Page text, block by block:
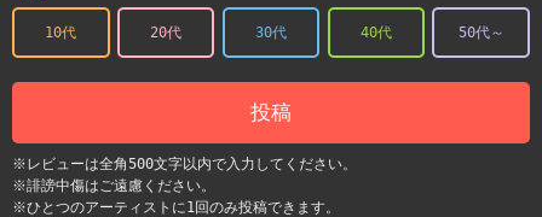
10代 20代 30代 40代 50代～
投稿
※レビューは全角500文字以内で入力してください。
※誹謗中傷はご遠慮ください。
※ひとつのアーティストに1回のみ投稿できます。